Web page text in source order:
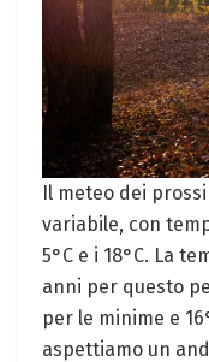
Il meteo dei
variabile, con
5°C e i 18°C. La
anni per questo
per le minime e
aspettiamo un